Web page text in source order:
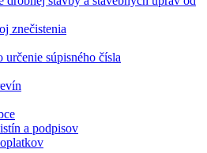
znečistenia
určenie súpisného čísla
a podpisov